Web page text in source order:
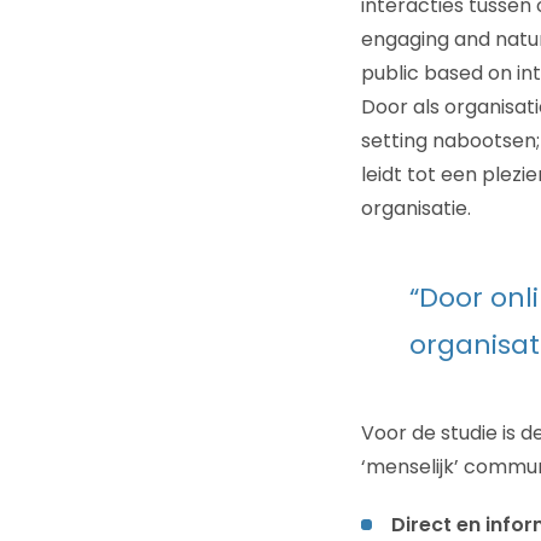
engaging and
public based on
Door als
setting
leidt tot een
organisatie.
“Door
Voor de studie is
‘menselijk’
Direct en